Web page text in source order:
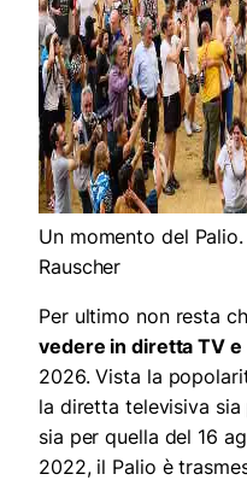
Un momento del
Rauscher
Per ultimo non resta
vedere in diretta TV
2026. Vista la
la diretta televisiva
sia per quella del 16
2022, il Palio è